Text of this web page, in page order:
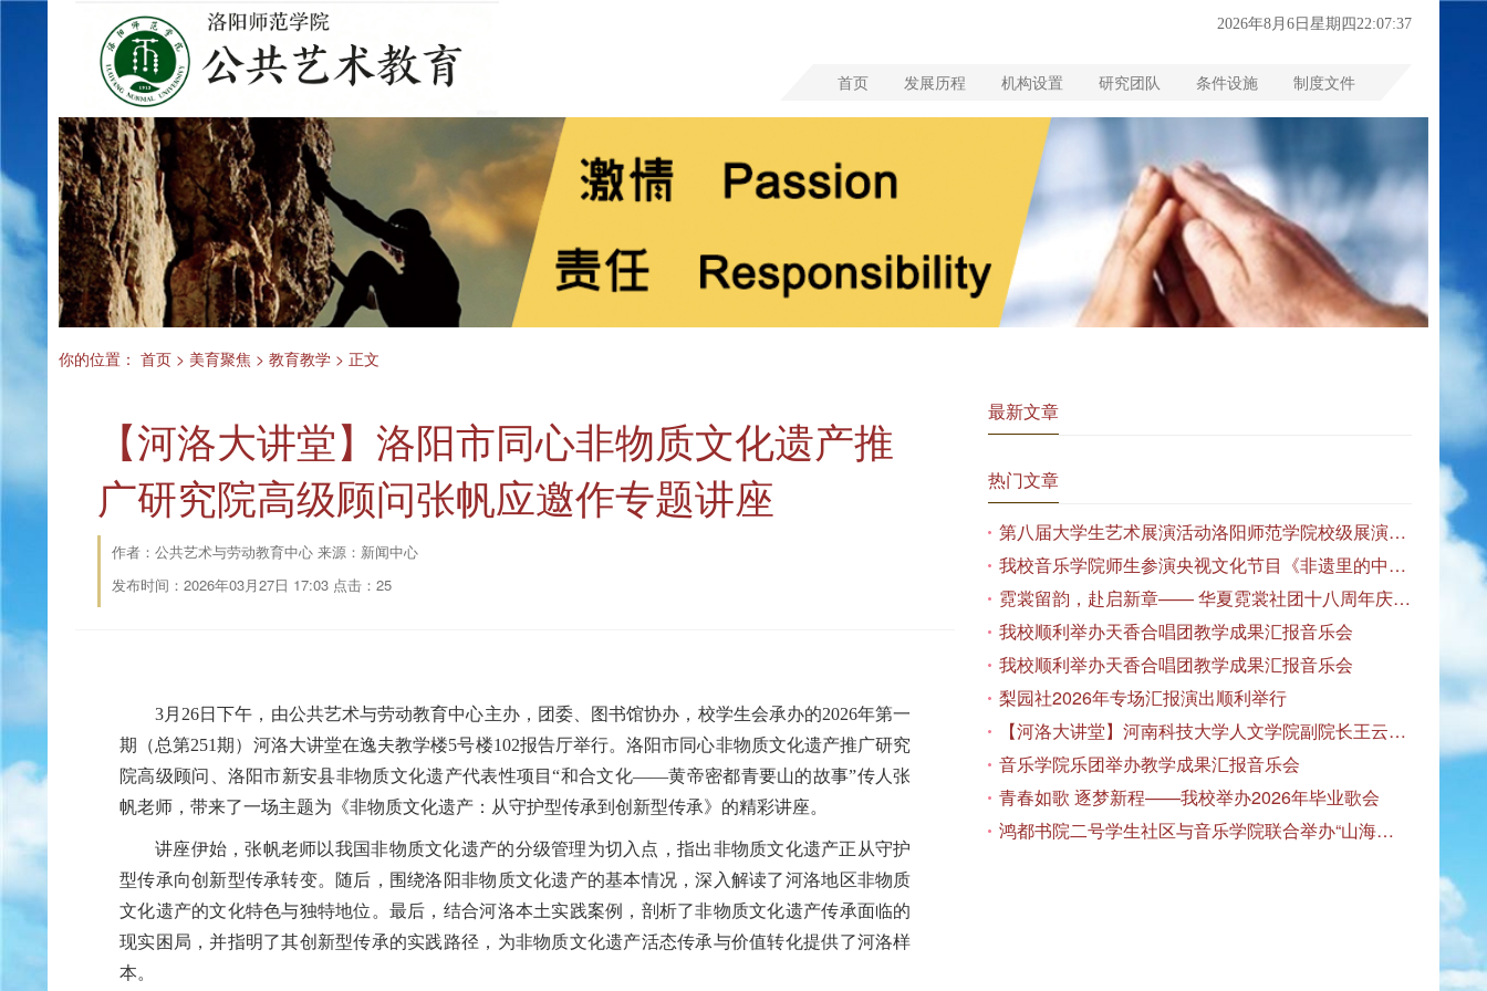
2026年8月6日星期四22:07:37
首页 发展历程 机构设置 研究团队 条件设施 制度文件
你的位置： 首页 > 美育聚焦 > 教育教学 > 正文
【河洛大讲堂】洛阳市同心非物质文化遗产推
广研究院高级顾问张帆应邀作专题讲座
作者：公共艺术与劳动教育中心 来源：新闻中心
发布时间：2026年03月27日 17:03 点击： 25
3月26日下午，由公共艺术与劳动教育中心主办，团委、图书馆协办，校学生会承办的2026年第一
期（总第251期）河洛大讲堂在逸夫教学楼5号楼102报告厅举行。洛阳市同心非物质文化遗产推广研究
院高级顾问、洛阳市新安县非物质文化遗产代表性项目“和合文化——黄帝密都青要山的故事”传人张
帆老师，带来了一场主题为《非物质文化遗产：从守护型传承到创新型传承》的精彩讲座。
讲座伊始，张帆老师以我国非物质文化遗产的分级管理为切入点，指出非物质文化遗产正从守护
型传承向创新型传承转变。随后，围绕洛阳非物质文化遗产的基本情况，深入解读了河洛地区非物质
文化遗产的文化特色与独特地位。最后，结合河洛本土实践案例，剖析了非物质文化遗产传承面临的
现实困局，并指明了其创新型传承的实践路径，为非物质文化遗产活态传承与价值转化提供了河洛样
本。
最新文章
热门文章
第八届大学生艺术展演活动洛阳师范学院校级展演——艺术作品专场展览在美术与艺术学院顺利开展
我校音乐学院师生参演央视文化节目《非遗里的中国》
霓裳留韵，赴启新章—— 华夏霓裳社团十八周年庆暨毕业季特别演出圆满落幕
我校顺利举办天香合唱团教学成果汇报音乐会
我校顺利举办天香合唱团教学成果汇报音乐会
梨园社2026年专场汇报演出顺利举行
【河洛大讲堂】河南科技大学人文学院副院长王云红教授应邀作专题讲座
音乐学院乐团举办教学成果汇报音乐会
青春如歌 逐梦新程——我校举办2026年毕业歌会
鸿都书院二号学生社区与音乐学院联合举办“山海诗恋”合唱思政汇报音乐会